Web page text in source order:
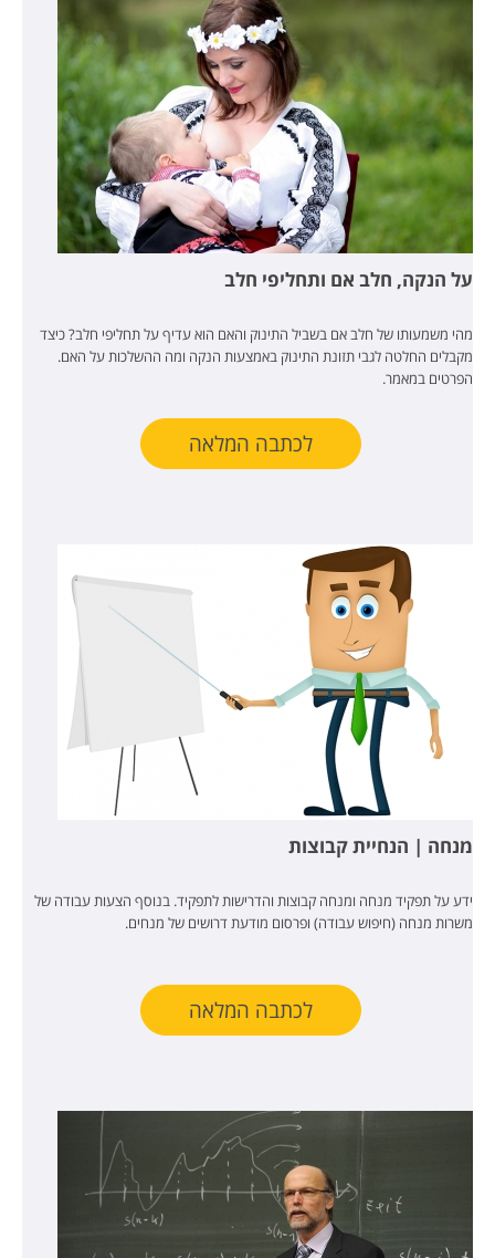
על הנקה, חלב אם ותחליפי חלב
מהי משמעותו של חלב אם בשביל התינוק והאם הוא עדיף על תחליפי חלב? כיצד
מקבלים החלטה לגבי תזונת התינוק באמצעות הנקה ומה ההשלכות על האם.
הפרטים במאמר.
לכתבה המלאה
מנחה | הנחיית קבוצות
ידע על תפקיד מנחה ומנחה קבוצות והדרישות לתפקיד. בנוסף הצעות עבודה של
משרות מנחה (חיפוש עבודה) ופרסום מודעת דרושים של מנחים.
לכתבה המלאה